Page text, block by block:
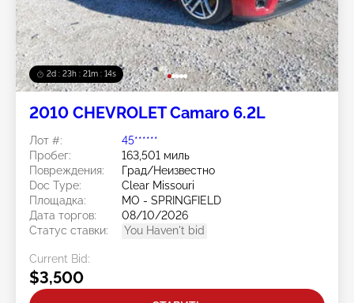
2d : 23h : 21m : 11s
2010 CHEVROLET Camaro 6.2L
Лот #:
45******
Пробег:
163,501 миль
Повреждения:
Град/Неизвестно
Doc Type:
Clear Missouri
Площадка:
MO - SPRINGFIELD
Дата торгов:
08/10/2026
Статус ставки:
You Haven't bid
Current Bid:
$3,500